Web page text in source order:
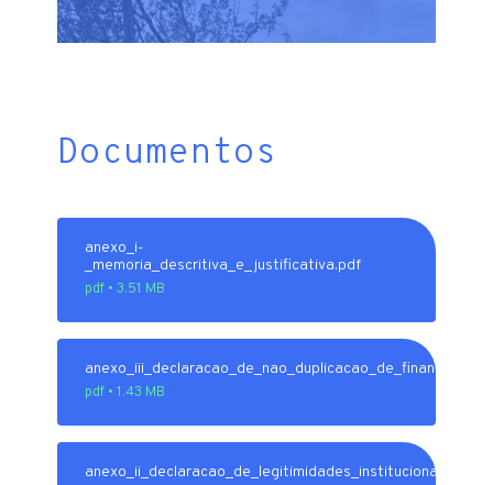
Documentos
anexo_i-
_memoria_descritiva_e_justificativa.pdf
pdf • 3.51 MB
pdf • 1.43 MB
anexo_ii_declaracao_de_legitimidades_institucional.pdf